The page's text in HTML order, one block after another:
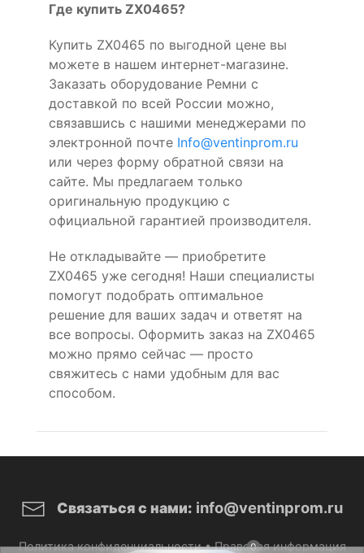
0
Где купить ZX0465?
Купить ZX0465 по выгодной цене вы
можете в нашем интернет-магазине.
Заказать оборудование Ремни с
доставкой по всей России можно,
связавшись с нашими менеджерами по
электронной почте Info@ventinprom.ru
или через форму обратной связи на
сайте. Мы предлагаем только
оригинальную продукцию с
официальной гарантией производителя.
Не откладывайте — приобретите
ZX0465 уже сегодня! Наши специалисты
помогут подобрать оптимальное
решение для ваших задач и ответят на
все вопросы. Оформить заказ на ZX0465
можно прямо сейчас — просто
свяжитесь с нами удобным для вас
способом.
Связаться с нами: info@ventinprom.ru
Политика конфиденциальности•Правовая информация